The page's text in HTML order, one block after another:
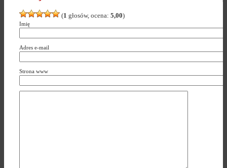
(1 głosów, ocena: 5,00)
Imię
Adres e-mail
Strona www